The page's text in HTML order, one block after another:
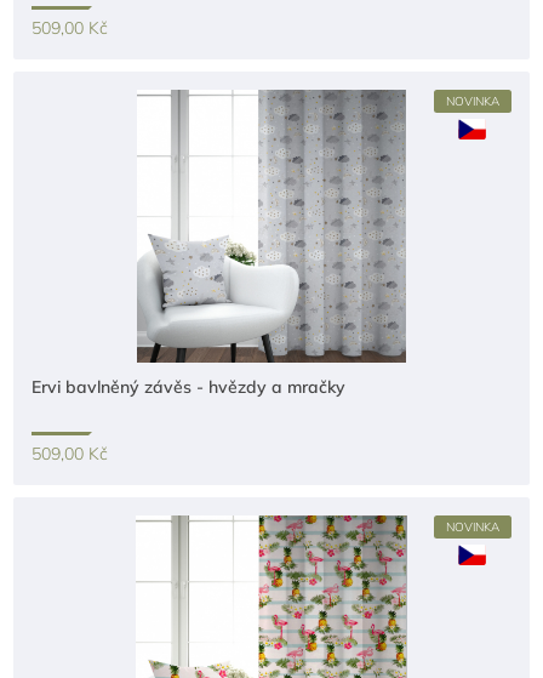
509,00 Kč
NOVINKA
Ervi bavlněný závěs - hvězdy a mračky
509,00 Kč
NOVINKA